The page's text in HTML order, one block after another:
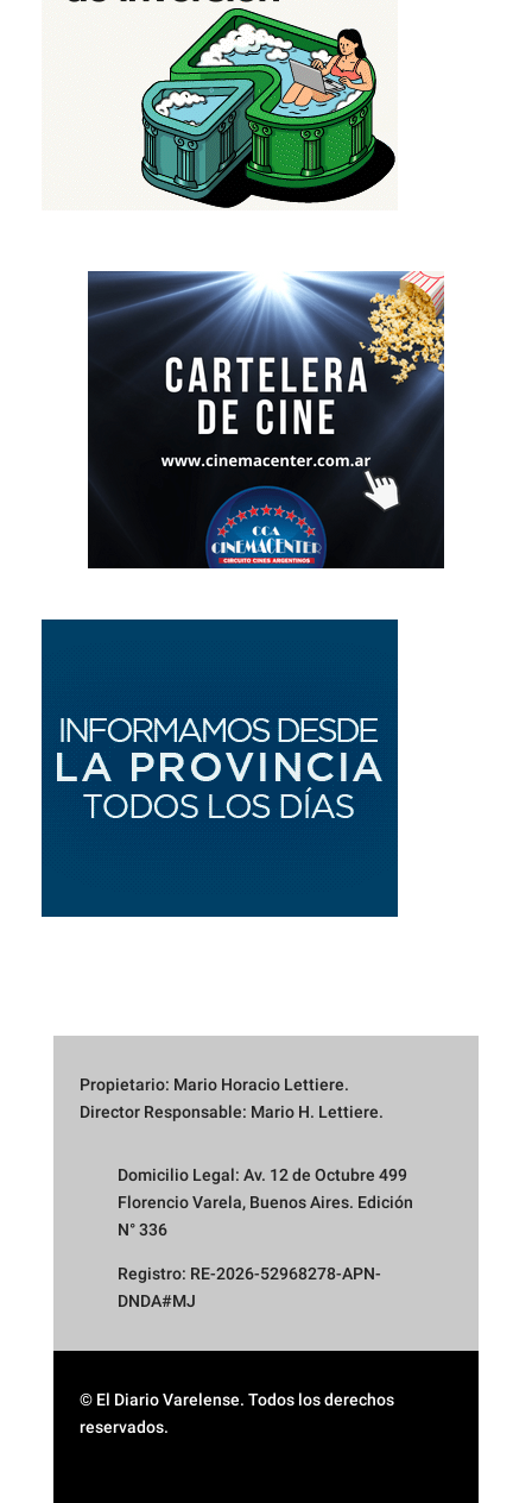
Propietario: Mario Horacio Lettiere.
Director Responsable: Mario H. Lettiere.
Domicilio Legal: Av. 12 de Octubre 499
Florencio Varela, Buenos Aires. Edición
N° 336
Registro: RE-2026-52968278-APN-
DNDA#MJ
© El Diario Varelense. Todos los derechos
reservados.